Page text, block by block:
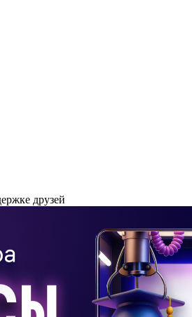
друзей